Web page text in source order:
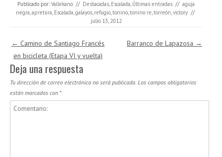
Publicado por: Vallekano // Destacadas Escalada Últimas entradas // aguja
negra apretura Escalada galayos refugio tonino tonino re torreón victory //
julio 13, 2012
Navegación de entradas
← Camino de Santiago Francés
en bicicleta (Etapa VI y vuelta)
Barranco de Lapazosa →
Deja una respuesta
Tu dirección de correo electrónico no será publicada. Los campos obligatorios
están marcados con *